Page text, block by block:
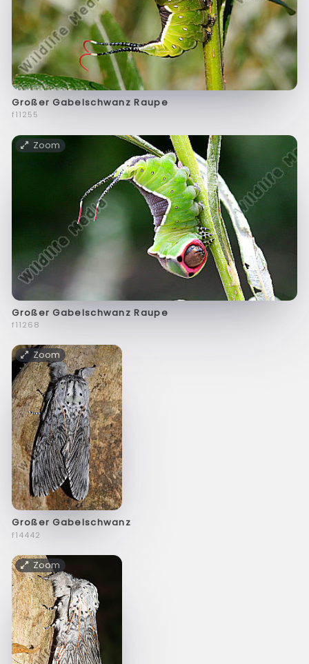
Großer Gabelschwanz Raupe
f11255
Zoom
Großer Gabelschwanz Raupe
f11268
Zoom
Großer Gabelschwanz
f14442
Zoom